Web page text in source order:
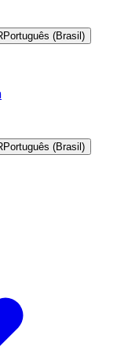
Português (Brasil)
Português (Brasil)